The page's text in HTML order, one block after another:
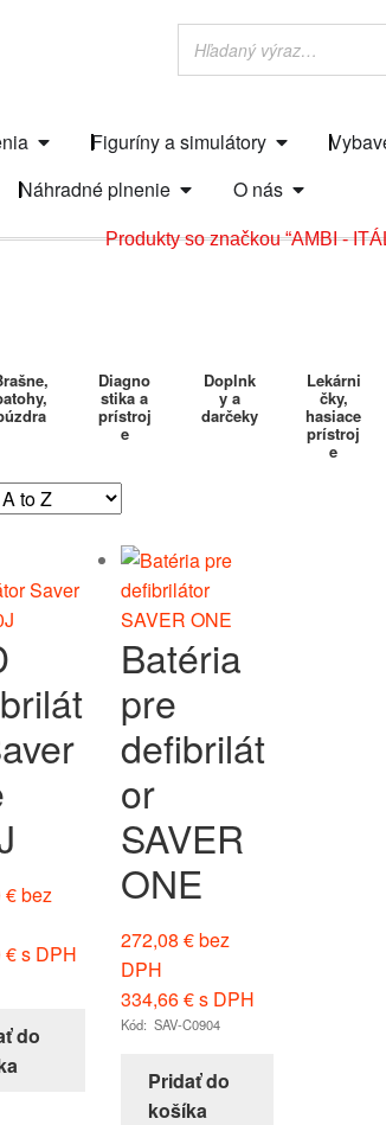
Figuríny a simulátory
Náhradné plnenie O nás
Produkty so značkou “AMBI -
Diagno
stika a
prístroj
e
Doplnk
y a
darčeky
Lekárni
čky,
hasiace
prístroj
e
€bez
€s DPH
do
Batéria
pre
defibrilát
or
SAVER
ONE
272,08 €bez
DPH
334,66€s DPH
Kód: SAV-C0904
Pridať do
košíka